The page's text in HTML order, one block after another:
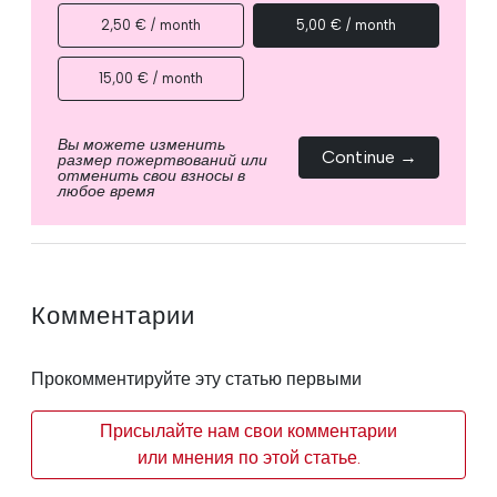
2,50 € / month 5,00 € / month
15,00 € / month
Вы можете изменить
размер пожертвований или
отменить свои взносы в
любое время
Continue →
Комментарии
Прокомментируйте эту статью первыми
Присылайте нам свои комментарии
или мнения по этой статье.